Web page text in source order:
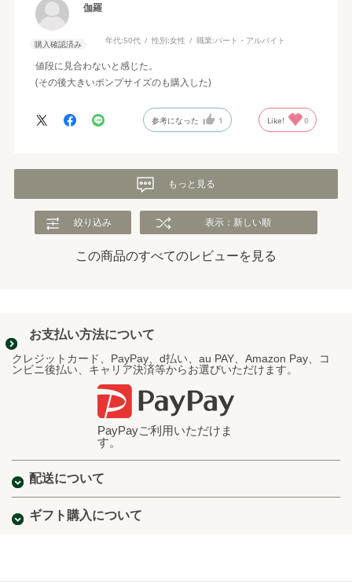
伽羅
購入確認済み 年代:50代 性別:女性 職業:パート・アルバイト
値段に見合わないと感じた。
(その後大きいポンプサイズのも購入した)
参考になった 1 Like! 0
もっと見る
絞り込み 表示：新しい順
この商品のすべてのレビューを見る
お支払い方法について
クレジットカード、PayPay、d払い、au PAY、Amazon Pay、コ
ンビニ後払い、キャリア決済等からお選びいただけます。
PayPayご利用いただけま
す。
配送について
ギフト購入について